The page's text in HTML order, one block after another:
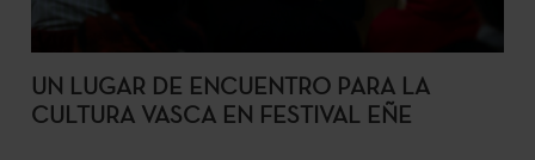
UN LUGAR DE ENCUENTRO PARA LA
CULTURA VASCA EN FESTIVAL EÑE